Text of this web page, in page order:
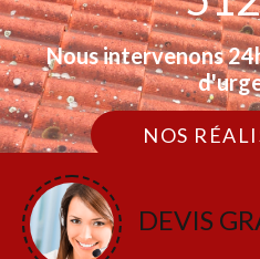
Nous intervenons
NOS
DEVIS